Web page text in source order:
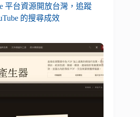
平台資源開放台灣，追蹤
的搜尋成效